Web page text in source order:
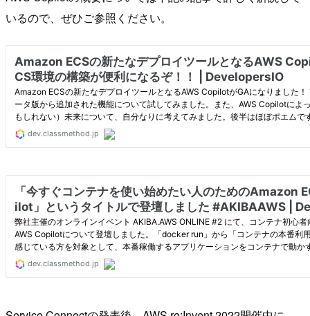
いるので、ぜひご参照ください。